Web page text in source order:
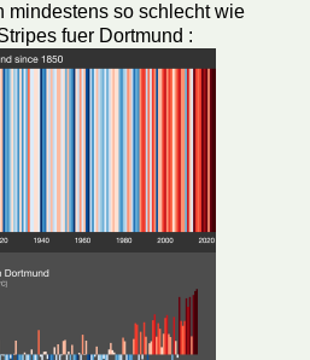
mindestens so schlecht wie
fuer Dortmund :